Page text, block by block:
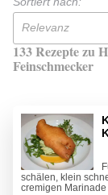
Relevanz
133 Rezepte zu
Feinschmecker
schälen, klein
cremigen